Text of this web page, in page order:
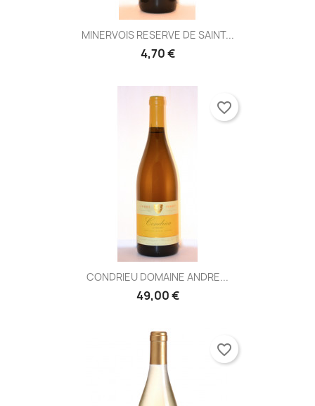
MINERVOIS RESERVE DE SAINT...
4,70 €
CONDRIEU DOMAINE ANDRE...
49,00 €
favorite_border
favorite_border